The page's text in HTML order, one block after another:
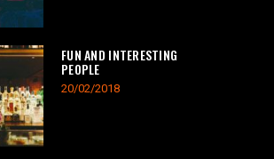
FUN AND INTERESTING
PEOPLE
20/02/2018